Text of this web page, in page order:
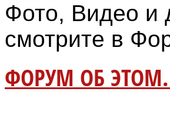
Фото, Видео и
смотрите в
ФОРУМ ОБ